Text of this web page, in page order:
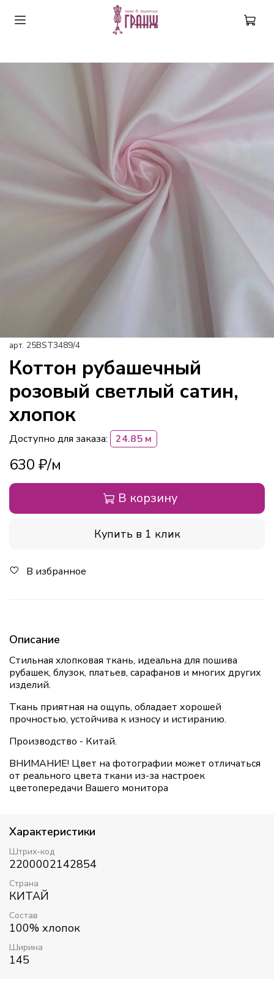
арт. 25BST3489/4
Коттон рубашечный
розовый светлый сатин,
хлопок
Доступно для заказа: 24.85 м
630 ₽
В корзину
Купить в 1 клик
В избранное
Описание
Стильная хлопковая ткань, идеальна для пошива
рубашек, блузок, платьев, сарафанов и многих других
изделий.
Ткань приятная на ощупь, обладает хорошей
прочностью, устойчива к износу и истиранию.
Производство - Китай.
ВНИМАНИЕ! Цвет на фотографии может отличаться
от реального цвета ткани из-за настроек
цветопередачи Вашего монитора
Характеристики
Штрих-код
2200002142854
Страна
КИТАЙ
Состав
100% хлопок
Ширина
145